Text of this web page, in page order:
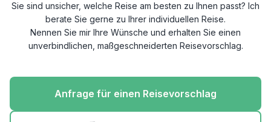
Sie sind unsicher, welche Reise am besten zu Ihnen passt? Ich
berate Sie gerne zu Ihrer individuellen Reise.
Nennen Sie mir Ihre Wünsche und erhalten Sie einen
unverbindlichen, maßgeschneiderten Reisevorschlag.
Anfrage für einen Reisevorschlag